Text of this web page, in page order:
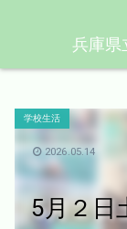
兵庫県
5月２
学校生活
2026.05.14